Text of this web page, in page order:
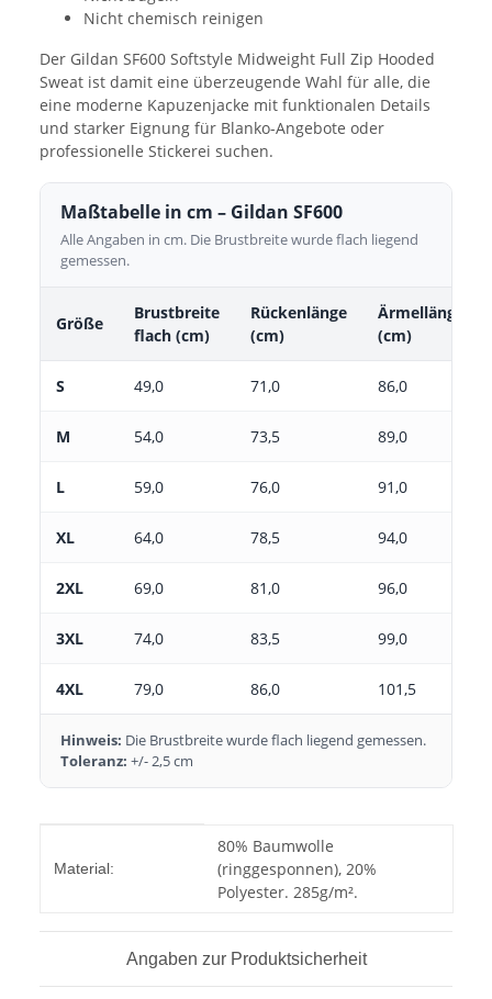
Nicht chemisch reinigen
Der Gildan SF600 Softstyle Midweight Full Zip Hooded
Sweat ist damit eine überzeugende Wahl für alle, die
eine moderne Kapuzenjacke mit funktionalen Details
und starker Eignung für Blanko-Angebote oder
professionelle Stickerei suchen.
Maßtabelle in cm – Gildan SF600
Alle Angaben in cm. Die Brustbreite wurde flach liegend
gemessen.
Größe
Brustbreite
flach (cm)
Rückenlänge
(cm)
Ärmellänge
(cm)
S 49,0 71,0 86,0
M 54,0 73,5 89,0
L 59,0 76,0 91,0
XL 64,0 78,5 94,0
2XL 69,0 81,0 96,0
3XL 74,0 83,5 99,0
4XL 79,0 86,0 101,5
Hinweis: Die Brustbreite wurde flach liegend gemessen.
Toleranz: +/- 2,5 cm
Material:
80% Baumwolle
(ringgesponnen), 20%
Polyester. 285g/m².
Angaben zur Produktsicherheit